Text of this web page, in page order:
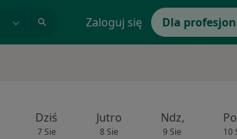
Zaloguj się Dla
Dziś
7 Sie
Jutro
8 Sie
Ndz,
9 Sie 10